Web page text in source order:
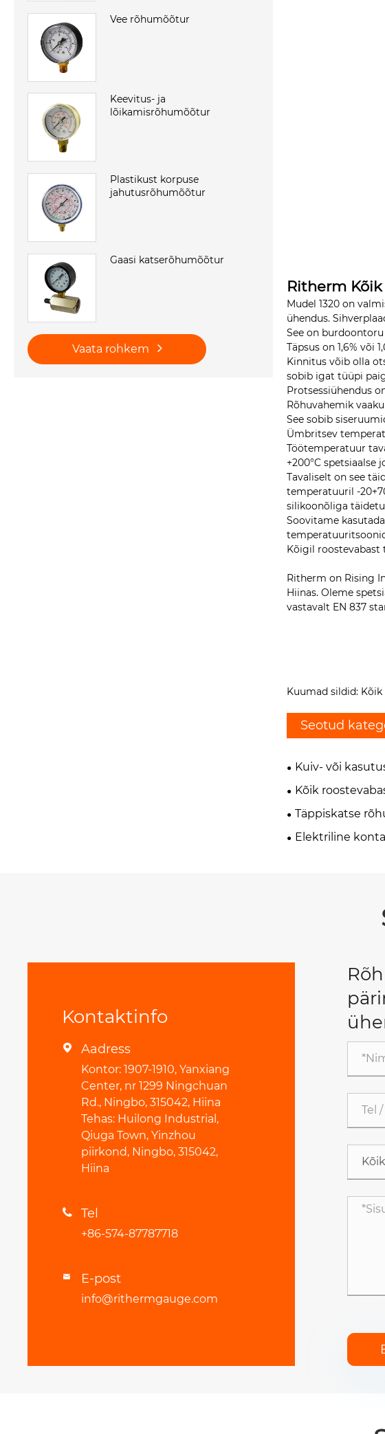
Vee rõhumõõtur
Keevitus- ja
lõikamisrõhumõõtur
Plastikust korpuse
jahutusrõhumõõtur
Gaasi katserõhumõõtur
Vaata rohkem
Ritherm
Mudel 1320 on
ühendus.
See on
Täpsus on 1,6% või
Kinnitus võib olla
sobib igat tüüpi
Protsessiühendus
Rõhuvahemik
See sobib
Ümbritsev
Töötemperatuur
+200°C spetsiaalse
Tavaliselt on see
temperatuuril -
silikoonõliga
Soovitame
Kõigil roostevabast
Ritherm on Rising
Hiinas. Oleme
vastavalt EN 837
Kuumad sildid:
Seotud
Kuiv- või
Kõik
Täppiskatse
Elektriline
Kontaktinfo
 Aadress
Kontor: 1907-1910, Yanxiang
Center, nr 1299 Ningchuan
Rd., Ningbo, 315042, Hiina
Tehas: Huilong Industrial,
Qiuga Town, Yinzhou
piirkond, Ningbo, 315042,
Hiina
 Tel
+86-574-87787718
 E-post
info@rithermgauge.com